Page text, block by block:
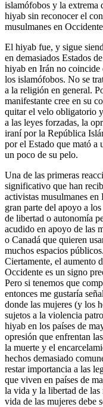
islamófobos y la extrema
hiyab sin reconocer el
musulmanes en
El hiyab fue, y sigue
en demasiados Estados
hiyab en Irán no coincide
los islamófobos. No se
a la religión en general.
manifestante cree en su
quitar el velo obligatorio
a las leyes forzadas, la
iraní por la República
por el Estado que mató a
un poco de su pelo.
Una de las primeras
significativo que han
activistas musulmanes
gran parte del apoyo a
de libertad o autonomía
acudido en apoyo de las
o Canadá que quieren
muchos espacios
Ciertamente, el aumento
Occidente es un signo
Pero si tenemos que
entonces me gustaría
donde las mujeres (y los
sujetos a la violencia
hiyab en los países de
opresión que enfrentan
la muerte y el
hechos demasiado
restar importancia a las
que viven en países de
la vida y la libertad de las
vida de las mujeres debe